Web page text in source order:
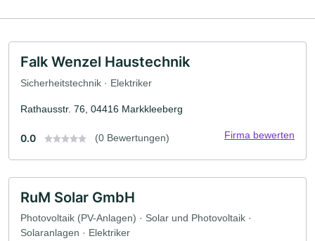
Falk Wenzel Haustechnik
Sicherheitstechnik · Elektriker
Rathausstr. 76, 04416 Markkleeberg
0.0 (0 Bewertungen) Firma bewerten
RuM Solar GmbH
Photovoltaik (PV-Anlagen) · Solar und Photovoltaik ·
Solaranlagen · Elektriker